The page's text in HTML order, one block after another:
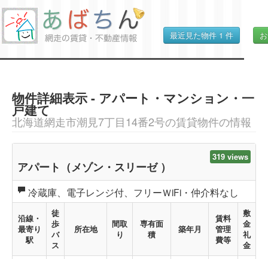
最近見た物件 1 件
物件詳細表示 - アパート・マンション・一
戸建て
北海道網走市潮見7丁目14番2号の賃貸物件の情報
319 views
アパート（メゾン・スリーゼ ）
冷蔵庫、電子レンジ付、フリーＷiFi・仲介料なし
沿線・
最寄り
駅
徒
歩
バ
ス
所在地
間取
り
専有面
積
築年月
賃料
管理
費等
敷
金
礼
金